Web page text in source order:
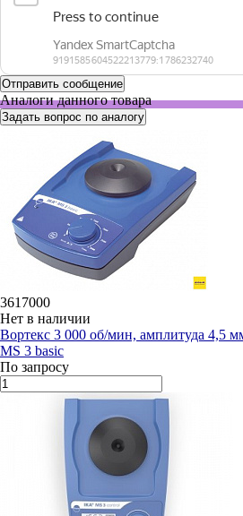
Аналоги данного товара
Задать вопрос по аналогу
3617000
Нет в наличии
Вортекс 3 000 об/мин, амплитуда 4,5
MS 3 basic
По запросу